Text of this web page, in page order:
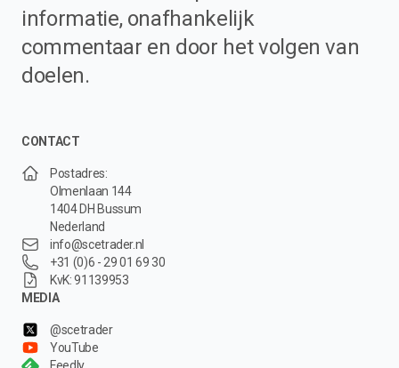
informatie, onafhankelijk
commentaar en door het volgen van
doelen.
CONTACT
Postadres:
Olmenlaan 144
1404 DH Bussum
Nederland
info@scetrader.nl
+31 (0)6 - 29 01 69 30
KvK: 91139953
MEDIA
@scetrader
YouTube